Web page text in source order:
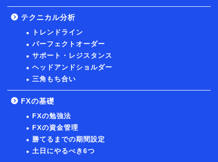
テクニカル分析
トレンドライン
パーフェクトオーダー
サポート・レジスタンス
ヘッドアンドショルダー
三角もち合い
FXの基礎
FXの勉強法
FXの資金管理
勝てるまでの期間設定
土日にやるべき6つ